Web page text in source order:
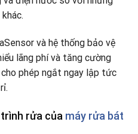
và hệ thống bảo vệ
lãng phí và tăng cường
phép ngắt ngay lập tức
rửa của máy rửa bát